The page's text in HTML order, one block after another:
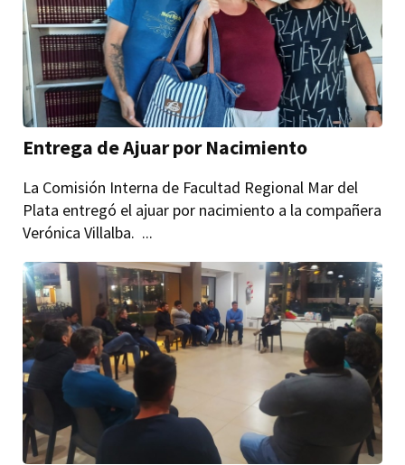
Entrega de Ajuar por Nacimiento
La Comisión Interna de Facultad Regional Mar del
Plata entregó el ajuar por nacimiento a la compañera
Verónica Villalba. ...